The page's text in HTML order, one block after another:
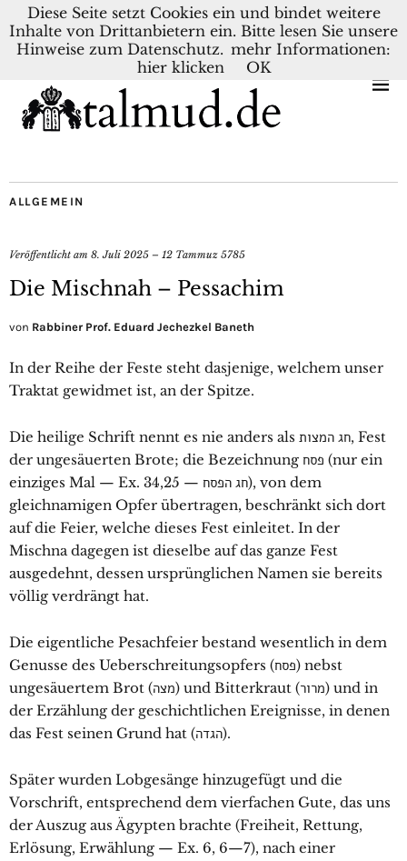
KONTAKT BLOG DEUTSCH NEDERLANDS
ALLGEMEIN
Veröffentlicht am 8. Juli 2025 – 12 Tammuz 5785
Die Mischnah – Pessachim
von Rabbiner Prof. Eduard Jechezkel Baneth
In der Reihe der Feste steht dasjenige, welchem unser
Traktat gewidmet ist, an der Spitze.
Die heilige Schrift nennt es nie anders als חג המצות, Fest
der ungesäuerten Brote; die Bezeichnung פסח (nur ein
einziges Mal — Ex. 34,25 — חג הפסח), von dem
gleichnamigen Opfer übertragen, beschränkt sich dort
auf die Feier, welche dieses Fest einleitet. In der
Mischna dagegen ist dieselbe auf das ganze Fest
ausgedehnt, dessen ursprünglichen Namen sie bereits
völlig verdrängt hat.
Die eigentliche Pesachfeier bestand wesentlich in dem
Genusse des Ueberschreitungsopfers (פסח) nebst
ungesäuertem Brot (מצה) und Bitterkraut (מרור) und in
der Erzählung der geschichtlichen Ereignisse, in denen
das Fest seinen Grund hat (הגדה).
Später wurden Lobgesänge hinzugefügt und die
Vorschrift, entsprechend dem vierfachen Gute, das uns
der Auszug aus Ägypten brachte (Freiheit, Rettung,
Erlösung, Erwählung — Ex. 6, 6—7), nach einer
Diese Seite setzt Cookies ein und bindet weitere
Inhalte von Drittanbietern ein. Bitte lesen Sie unsere
Hinweise zum Datenschutz. mehr Informationen:
hier klicken
OK